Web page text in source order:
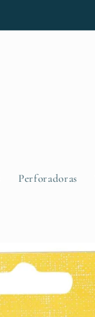
Perforadoras